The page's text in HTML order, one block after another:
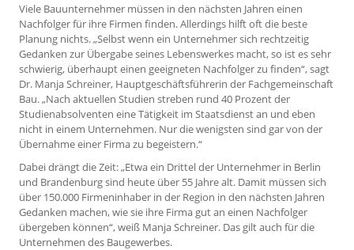
Viele Bauunternehmer müssen in den nächsten Jahren einen
Nachfolger für ihre Firmen finden. Allerdings hilft oft die beste
Planung nichts. „Selbst wenn ein Unternehmer sich rechtzeitig
Gedanken zur Übergabe seines Lebenswerkes macht, so ist es sehr
schwierig, überhaupt einen geeigneten Nachfolger zu finden“, sagt
Dr. Manja Schreiner, Hauptgeschäftsführerin der Fachgemeinschaft
Bau. „Nach aktuellen Studien streben rund 40 Prozent der
Studienabsolventen eine Tätigkeit im Staatsdienst an und eben
nicht in einem Unternehmen. Nur die wenigsten sind gar von der
Übernahme einer Firma zu begeistern.“
Dabei drängt die Zeit: „Etwa ein Drittel der Unternehmer in Berlin
und Brandenburg sind heute über 55 Jahre alt. Damit müssen sich
über 150.000 Firmeninhaber in der Region in den nächsten Jahren
Gedanken machen, wie sie ihre Firma gut an einen Nachfolger
übergeben können“, weiß Manja Schreiner. Das gilt auch für die
Unternehmen des Baugewerbes.